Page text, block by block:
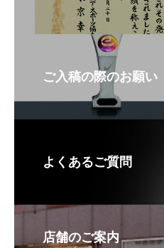
ご入稿の際のお願い
よくあるご質問
店舗のご案内